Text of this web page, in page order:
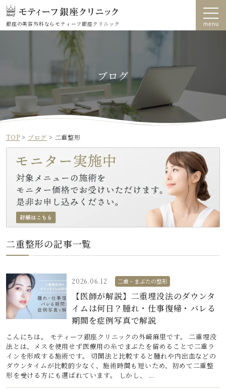
銀座の美容外科なら モティーフ銀座クリニック
ブログ
TOP > ブログ > 二重整形
二重整形の記事一覧
2026.06.12 二重・まぶたの整形
【医師が解説】二重埋没法のダウンタ
イムは何日？腫れ・仕事復帰・バレる
期間を症例写真で解説
こんにちは。 モティーフ銀座クリニックの外崎麻里です。 二重埋没
法とは、メスを使用せず医療用の糸でまぶたを留めることで二重ラ
インを形成する施術です。 切開法と比較すると腫れや内出血などの
ダウンタイムが比較的少なく、施術時間も短いため、初めて二重整
形を受ける方にも選ばれています。 しかし、 ...